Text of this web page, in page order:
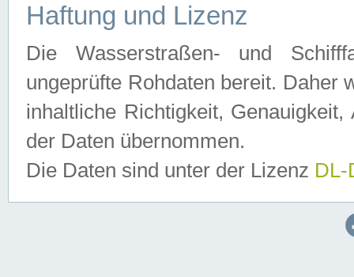
Haftung und Lizenz
Die Wasserstraßen- und
ungeprüfte Rohdaten bereit. Daher
inhaltliche Richtigkeit,
der Daten übernommen.
Die Daten sind unter der Lizenz